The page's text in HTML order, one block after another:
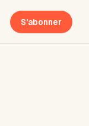
S'abonner